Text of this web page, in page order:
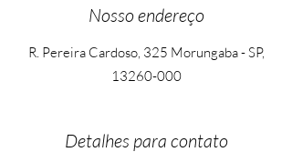
Nosso endereço
R. Pereira Cardoso, 325 Morungaba - SP,
13260-000
Detalhes para contato